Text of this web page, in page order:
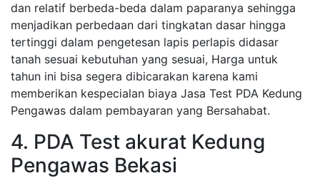
dan relatif berbeda-beda dalam paparanya sehingga
menjadikan perbedaan dari tingkatan dasar hingga
tertinggi dalam pengetesan lapis perlapis didasar
tanah sesuai kebutuhan yang sesuai, Harga untuk
tahun ini bisa segera dibicarakan karena kami
memberikan kespecialan biaya Jasa Test PDA Kedung
Pengawas dalam pembayaran yang Bersahabat.
4. PDA Test akurat Kedung
Pengawas Bekasi